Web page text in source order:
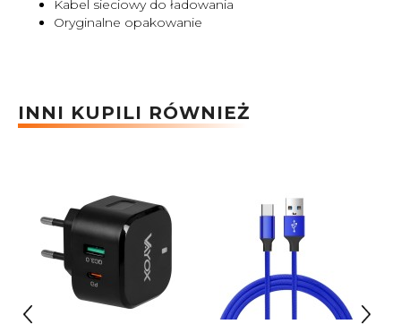
Kabel sieciowy do ładowania
Oryginalne opakowanie
INNI KUPILI RÓWNIEŻ